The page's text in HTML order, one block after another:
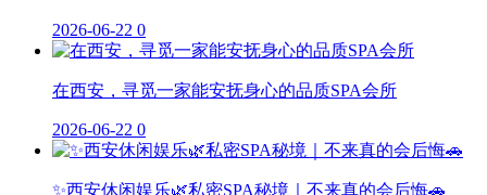
2026-06-22 0
在西安，寻觅一家能安抚身心的品质SPA会所
2026-06-22 0
✨西安休闲娱乐🌿私密SPA秘境｜不来真的会后悔🚗